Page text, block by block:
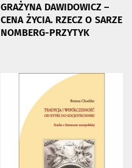
GRAŻYNA DAWIDOWICZ –
CENA ŻYCIA. RZECZ O SARZE
NOMBERG-PRZYTYK